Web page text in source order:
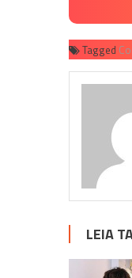
Tagged
LEIA